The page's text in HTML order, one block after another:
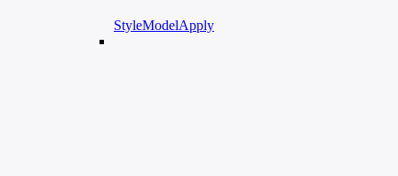
StyleModelApply